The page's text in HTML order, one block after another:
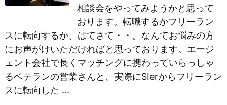
相談会をやってみようかと思って
おります。 転職するかフリーラン
スに転向するか、はてさて・・。 なんてお悩みの方
にお声がけいただければと思っております。 エージ
ェント会社で長くマッチングに携わっていらっしゃ
るベテランの営業さんと、実際にSIerからフリーラン
スに転向した ...